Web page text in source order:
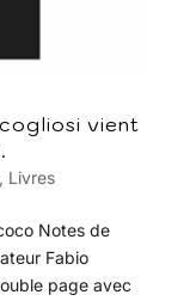
vient
Livres
Notes de
Fabio
page avec